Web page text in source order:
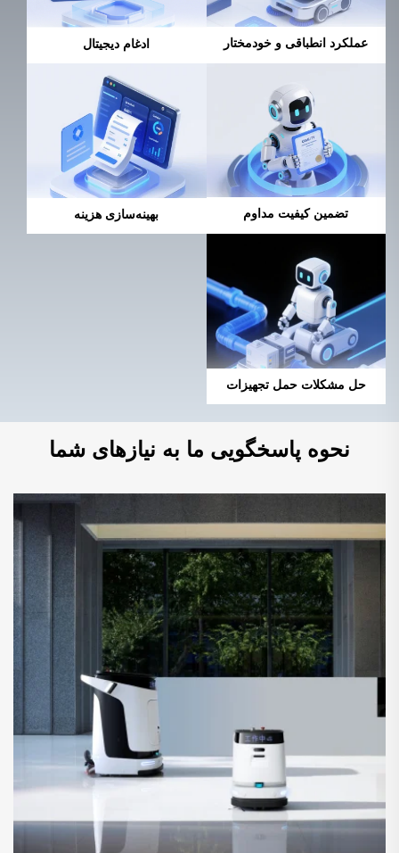
عملکرد انطباقی و خودمختار ادغام دیجیتال
تضمین کیفیت مداوم بهینه‌سازی هزینه
حل مشکلات حمل تجهیزات
نحوه پاسخگویی ما به نیازهای شما